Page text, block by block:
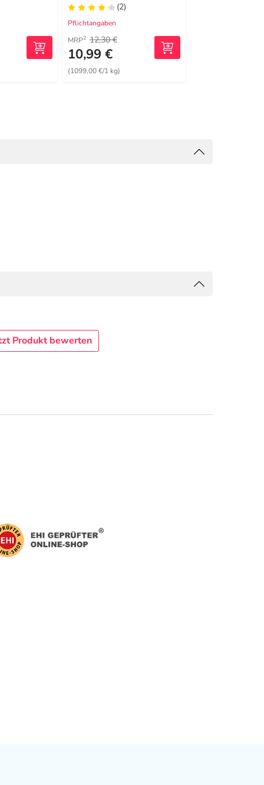
(2)
Pflichtangaben
MRP2 12,30 €
10,99 €
(1099,00 €/1 kg)
Produkt bewerten